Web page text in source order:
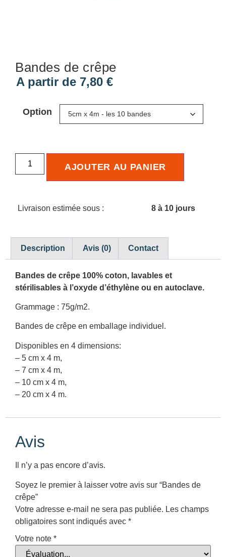
Bandes de crêpe
A partir de 7,80 €
Option
AJOUTER AU PANIER
Livraison estimée sous : 8 à 10 jours
Description Avis (0) Contact
Bandes de crêpe 100% coton, lavables et
stérilisables à l’oxyde d’éthylène ou en autoclave.
Grammage : 75g/m2.
Bandes de crêpe en emballage individuel.
Disponibles en 4 dimensions:
– 5 cm x 4 m,
– 7 cm x 4 m,
– 10 cm x 4 m,
– 20 cm x 4 m.
Avis
Il n’y a pas encore d’avis.
Soyez le premier à laisser votre avis sur “Bandes de
crêpe”
Votre adresse e-mail ne sera pas publiée. Les champs
obligatoires sont indiqués avec *
Votre note *